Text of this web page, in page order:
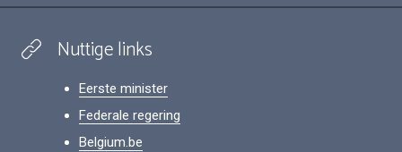
Nuttige links
Eerste minister
Federale regering
Belgium.be